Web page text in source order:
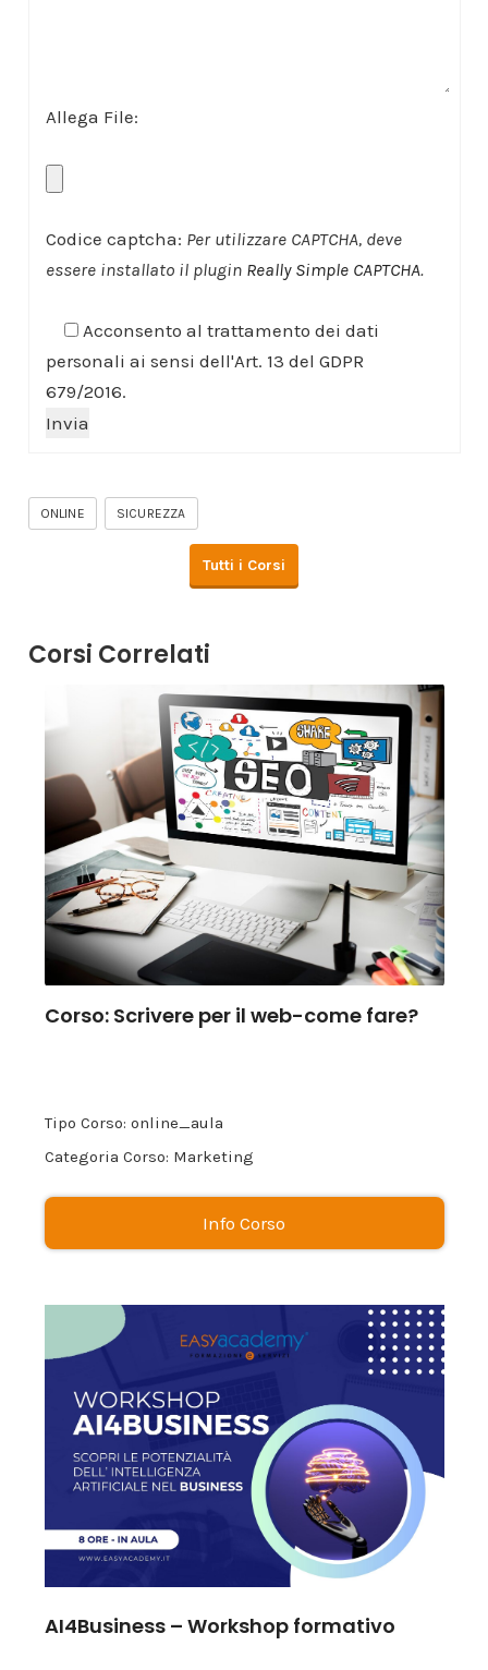
Allega File:
Codice captcha: Per utilizzare CAPTCHA, deve
essere installato il plugin Really Simple CAPTCHA.
Acconsento al trattamento dei dati
personali ai sensi dell'Art. 13 del GDPR
679/2016.
ONLINE SICUREZZA
Tutti i Corsi
Corsi Correlati
Corso: Scrivere per il web-come fare?
Tipo Corso: online_aula
Categoria Corso: Marketing
Info Corso
AI4Business – Workshop formativo